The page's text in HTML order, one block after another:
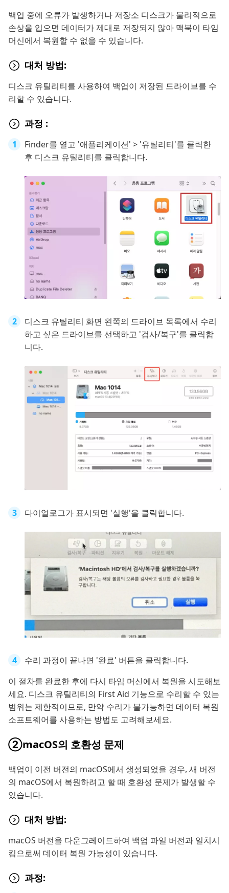
백업 중에 오류가 발생하거나 저장소 디스크가 물리적으로
손상을 입으면 데이터가 제대로 저장되지 않아 맥북이 타임
머신에서 복원할 수 없을 수 있습니다.
대처 방법:
디스크 유틸리티를 사용하여 백업이 저장된 드라이브를 수
리할 수 있습니다.
과정 :
Finder를 열고 '애플리케이션' > '유틸리티'를 클릭한
후 디스크 유틸리티를 클릭합니다.
디스크 유틸리티 화면 왼쪽의 드라이브 목록에서 수리
하고 싶은 드라이브를 선택하고 '검사/복구'를 클릭합
니다.
다이얼로그가 표시되면 '실행'을 클릭합니다.
수리 과정이 끝나면 '완료' 버튼을 클릭합니다.
이 절차를 완료한 후에 다시 타임 머신에서 복원을 시도해보
세요. 디스크 유틸리티의 First Aid 기능으로 수리할 수 있는
범위는 제한적이므로, 만약 수리가 불가능하면 데이터 복원
소프트웨어를 사용하는 방법도 고려해보세요.
②macOS의 호환성 문제
백업이 이전 버전의 macOS에서 생성되었을 경우, 새 버전
의 macOS에서 복원하려고 할 때 호환성 문제가 발생할 수
있습니다.
대처 방법:
macOS 버전을 다운그레이드하여 백업 파일 버전과 일치시
킴으로써 데이터 복원 가능성이 있습니다.
과정: